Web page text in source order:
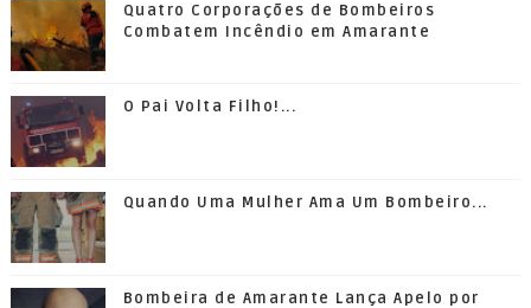
Quatro Corporações de Bombeiros
Combatem Incêndio em Amarante
O Pai Volta Filho!...
Quando Uma Mulher Ama Um Bombeiro...
Bombeira de Amarante Lança Apelo por